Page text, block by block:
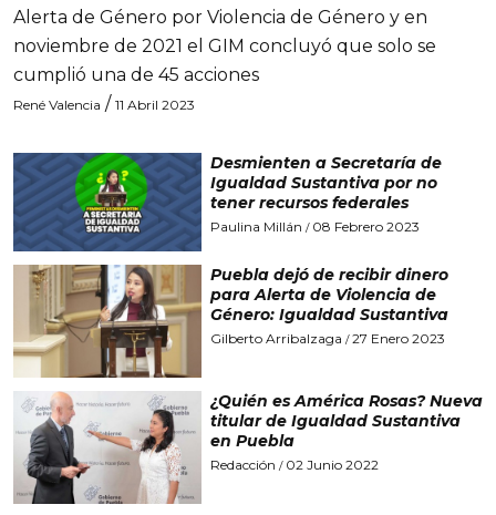
Alerta de Género por Violencia de Género y en
noviembre de 2021 el GIM concluyó que solo se
cumplió una de 45 acciones
René Valencia / 11 Abril 2023
Desmienten a Secretaría de
Igualdad Sustantiva por no
tener recursos federales
Paulina Millán / 08 Febrero 2023
Puebla dejó de recibir dinero
para Alerta de Violencia de
Género: Igualdad Sustantiva
Gilberto Arribalzaga /27 Enero 2023
¿Quién es América Rosas? Nueva
titular de Igualdad Sustantiva
en Puebla
Redacción / 02 Junio 2022